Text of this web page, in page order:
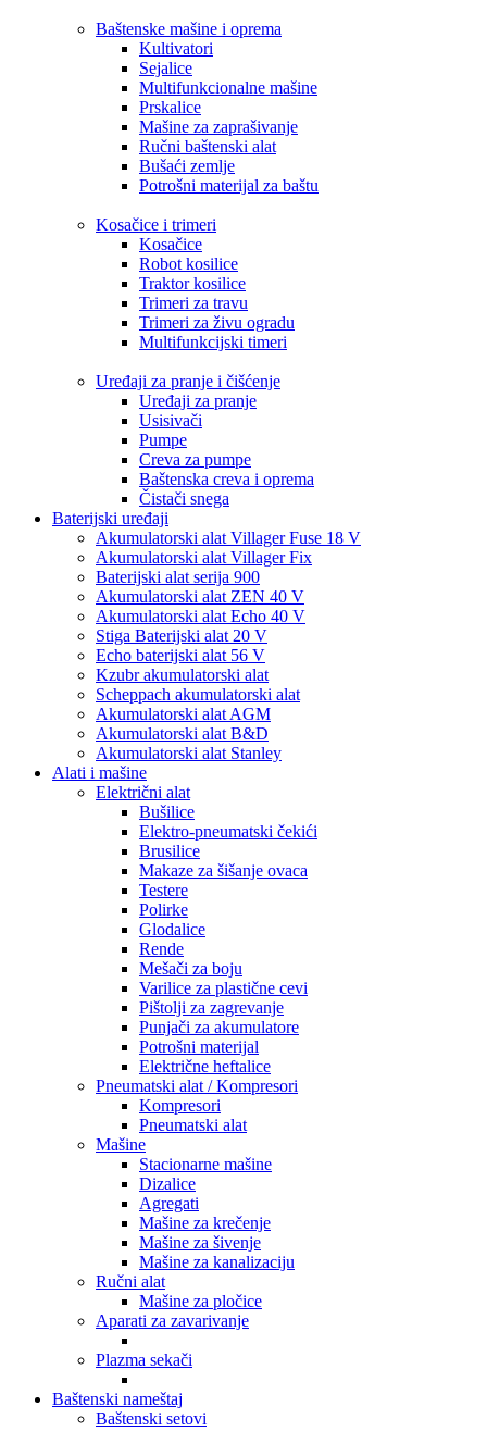
Baštenske mašine i oprema
Kultivatori
Sejalice
Multifunkcionalne mašine
Prskalice
Mašine za zaprašivanje
Ručni baštenski alat
Bušaći zemlje
Potrošni materijal za baštu
Kosačice i trimeri
Kosačice
Robot kosilice
Traktor kosilice
Trimeri za travu
Trimeri za živu ogradu
Multifunkcijski timeri
Uređaji za pranje i čišćenje
Uređaji za pranje
Usisivači
Pumpe
Creva za pumpe
Baštenska creva i oprema
Čistači snega
Baterijski uređaji
Akumulatorski alat Villager Fuse 18 V
Akumulatorski alat Villager Fix
Baterijski alat serija 900
Akumulatorski alat ZEN 40 V
Akumulatorski alat Echo 40 V
Stiga Baterijski alat 20 V
Echo baterijski alat 56 V
Kzubr akumulatorski alat
Scheppach akumulatorski alat
Akumulatorski alat AGM
Akumulatorski alat B&D
Akumulatorski alat Stanley
Alati i mašine
Električni alat
Bušilice
Elektro-pneumatski čekići
Brusilice
Makaze za šišanje ovaca
Testere
Polirke
Glodalice
Rende
Mešači za boju
Varilice za plastične cevi
Pištolji za zagrevanje
Punjači za akumulatore
Potrošni materijal
Električne heftalice
Pneumatski alat / Kompresori
Kompresori
Pneumatski alat
Mašine
Stacionarne mašine
Dizalice
Agregati
Mašine za krečenje
Mašine za šivenje
Mašine za kanalizaciju
Ručni alat
Mašine za pločice
Aparati za zavarivanje
Plazma sekači
Baštenski nameštaj
Baštenski setovi